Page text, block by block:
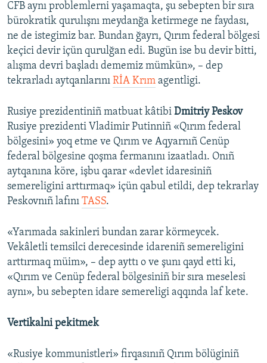
CFB aynı problemlerni yaşamaqta, şu sebepten bir sıra
bürokratik qurulışnı meydanğa ketirmege ne faydası,
ne de istegimiz bar. Bundan ğayrı, Qırım federal bölgesi
keçici devir içün qurulğan edi. Bugün ise bu devir bitti,
alışma devri başladı dememiz mümkün», – dep
tekrarladı aytqanlarını RİA Krım agentligi.
Rusiye prezidentiniñ matbuat kâtibi Dmitriy Peskov
Rusiye prezidenti Vladimir Putinniñ «Qırım federal
bölgesini» yoq etme ve Qırım ve Aqyarnıñ Cenüp
federal bölgesine qoşma fermanını izaatladı. Onıñ
aytqanına köre, işbu qarar «devlet idaresiniñ
semereligini arttırmaq» içün qabul etildi, dep tekrarlay
Peskovnıñ lafını TASS.
«Yarımada sakinleri bundan zarar körmeycek.
Vekâletli temsilci derecesinde idareniñ semereligini
arttırmaq müim», – dep ayttı o ve şunı qayd etti ki,
«Qırım ve Cenüp federal bölgesiniñ bir sıra meselesi
aynı», bu sebepten idare semereligi aqqında laf kete.
Vertikalni pekitmek
«Rusiye kommunistleri» firqasınıñ Qırım bölüginiñ